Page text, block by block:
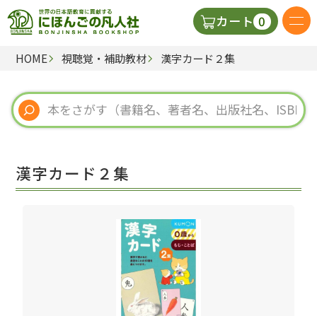
カート 0
日本語の教科書
視聴覚・補助教材
HOME 視聴覚・補助教材 漢字カード２集
漢字カード２集